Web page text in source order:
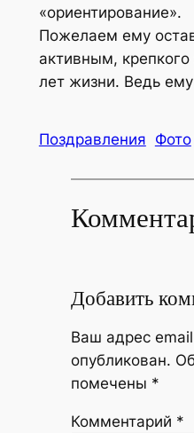
«ориентирование».
Пожелаем ему
активным,
лет жизни. Ведь
Поздравления Фото
Добавить
Ваш адрес
опубликован.
помечены *
Комментарий *